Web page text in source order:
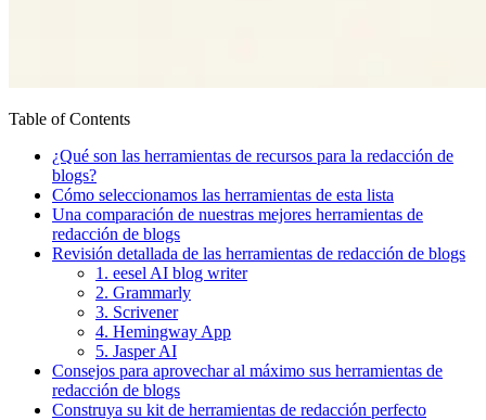
Table of Contents
¿Qué son las herramientas de recursos para la redacción de
blogs?
Cómo seleccionamos las herramientas de esta lista
Una comparación de nuestras mejores herramientas de
redacción de blogs
Revisión detallada de las herramientas de redacción de blogs
1. eesel AI blog writer
2. Grammarly
3. Scrivener
4. Hemingway App
5. Jasper AI
Consejos para aprovechar al máximo sus herramientas de
redacción de blogs
Construya su kit de herramientas de redacción perfecto